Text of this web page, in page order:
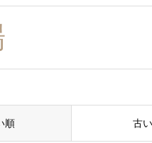
順 古